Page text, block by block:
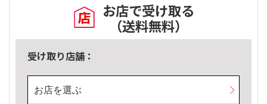
お店で受け取る
（送料無料）
受け取り店舗：
お店を選ぶ